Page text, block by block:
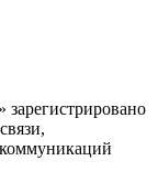
зарегистрировано